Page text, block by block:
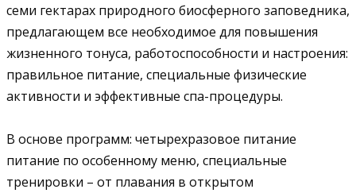
семи гектарах природного биосферного заповедника,
предлагающем все необходимое для повышения
жизненного тонуса, работоспособности и настроения:
правильное питание, специальные физические
активности и эффективные спа-процедуры.
В основе программ: четырехразовое питание
питание по особенному меню, специальные
тренировки – от плавания в открытом